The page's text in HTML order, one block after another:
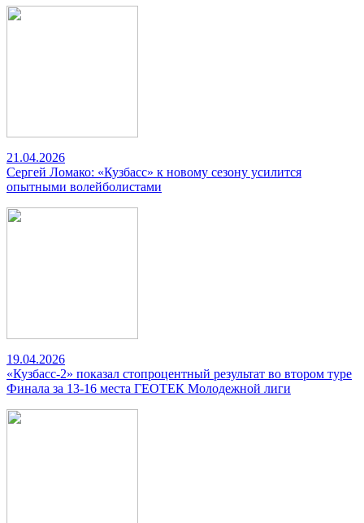
21.04.2026
Сергей Ломако: «Кузбасс» к новому сезону усилится
опытными волейболистами
19.04.2026
«Кузбасс-2» показал стопроцентный результат во втором туре
Финала за 13-16 места ГЕОТЕК Молодежной лиги